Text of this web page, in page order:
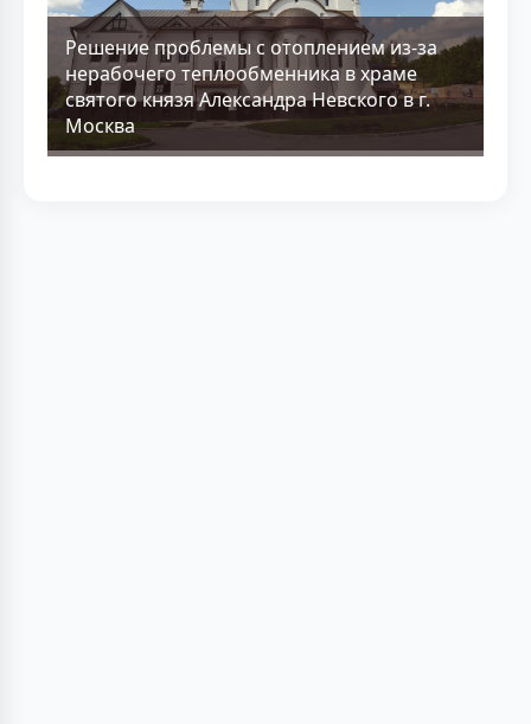
Решение проблемы с отоплением из-за
нерабочего теплообменника в храме
святого князя Александра Невского в г.
Москва